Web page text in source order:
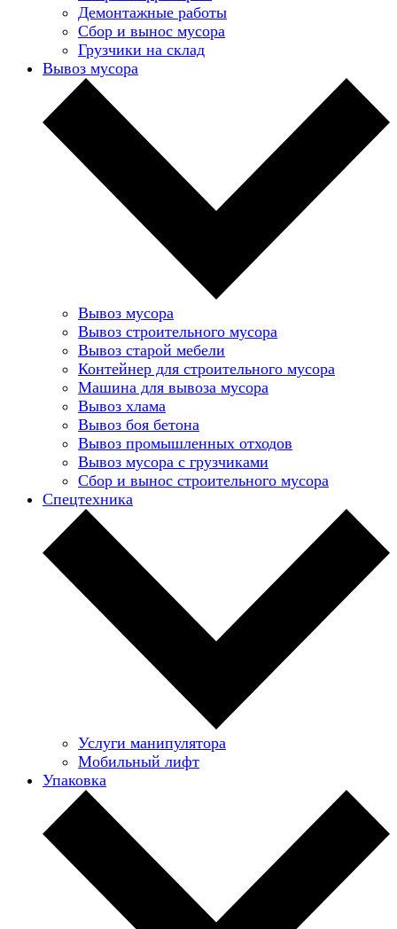
Демонтажные работы
Сбор и вынос мусора
Грузчики на склад
Вывоз мусора
Вывоз мусора
Вывоз строительного мусора
Вывоз старой мебели
Контейнер для строительного мусора
Машина для вывоза мусора
Вывоз хлама
Вывоз боя бетона
Вывоз промышленных отходов
Вывоз мусора с грузчиками
Сбор и вынос строительного мусора
Спецтехника
Услуги манипулятора
Мобильный лифт
Упаковка